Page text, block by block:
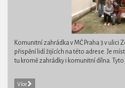
Komunitní zahrádka v MČ Praha 3 v ulici
přispění lidí žijících na této adrese. Je
tu kromě zahrádky i komunitní dílna.
Více